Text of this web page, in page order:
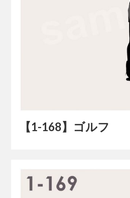
【1-168】ゴルフ